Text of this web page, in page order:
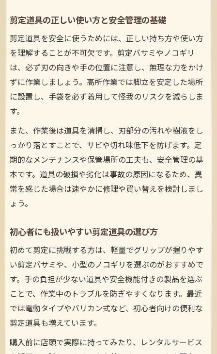
剪定道具の正しい使い方と安全管理の基礎
剪定道具を安全に使うためには、正しい持ち方や使い方
を理解することが不可欠です。剪定バサミやノコギリ
は、必ず刃の向きや手の位置に注意し、無理な力をかけ
ずに作業しましょう。高所作業では脚立を安定した場所
に設置し、手袋を必ず着用して怪我のリスクを減らしま
す。
また、作業後は道具を清掃し、刃部分の汚れや樹液をし
っかり落とすことで、サビや切れ味低下を防げます。定
期的なメンテナンスや保管場所の工夫も、安全管理の基
本です。道具の破損や劣化は事故の原因になるため、異
常を感じた場合は速やかに修理や買い替えを検討しまし
ょう。
初心者にも扱いやすい剪定道具の選び方
初めて剪定に挑戦する方は、軽量でグリップが握りやす
い剪定バサミや、小型のノコギリを選ぶのがおすすめで
す。手の負担が少ない道具や安全機能付きの製品を選ぶ
ことで、作業中のトラブルを防ぎやすくなります。最近
では電動タイプやバリカン式など、初心者向けの便利な
剪定道具も増えています。
購入前に店頭で実際に持ってみたり、レンタルサービス